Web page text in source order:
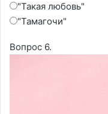
"Такая любовь"
"Тамагочи"
Вопрос 6.